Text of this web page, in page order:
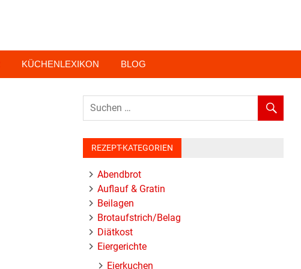
KÜCHENLEXIKON BLOG
REZEPT-KATEGORIEN
Abendbrot
Auflauf & Gratin
Beilagen
Brotaufstrich/Belag
Diätkost
Eiergerichte
Eierkuchen